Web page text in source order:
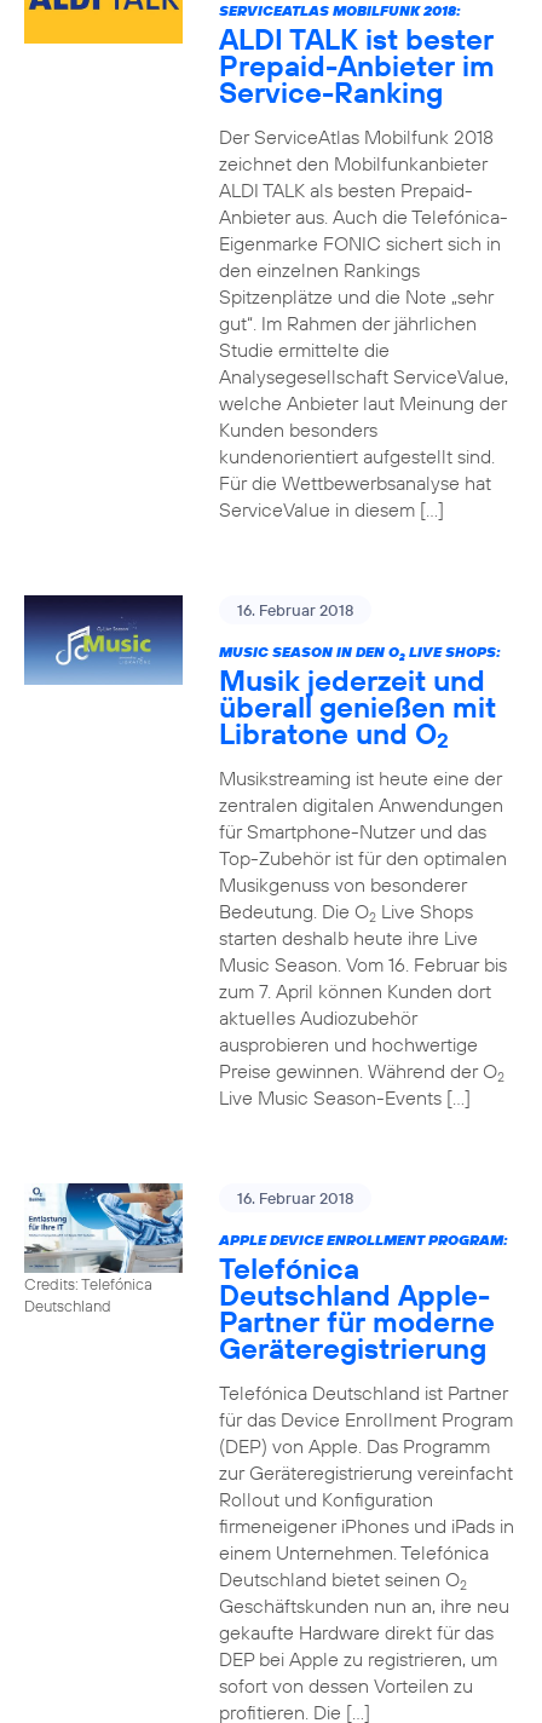
SERVICEATLAS MOBILFUNK 2018:
ALDI TALK ist bester
Prepaid-Anbieter im
Service-Ranking
Der ServiceAtlas Mobilfunk 2018
zeichnet den Mobilfunkanbieter
ALDI TALK als besten Prepaid-
Anbieter aus. Auch die Telefónica-
Eigenmarke FONIC sichert sich in
den einzelnen Rankings
Spitzenplätze und die Note „sehr
gut“. Im Rahmen der jährlichen
Studie ermittelte die
Analysegesellschaft ServiceValue,
welche Anbieter laut Meinung der
Kunden besonders
kundenorientiert aufgestellt sind.
Für die Wettbewerbsanalyse hat
ServiceValue in diesem […]
16. Februar 2018
MUSIC SEASON IN DEN O2LIVE SHOPS:
Musik jederzeit und
überall genießen mit
Libratone und O2
Musikstreaming ist heute eine der
zentralen digitalen Anwendungen
für Smartphone-Nutzer und das
Top-Zubehör ist für den optimalen
Musikgenuss von besonderer
Bedeutung. Die O2Live Shops
starten deshalb heute ihre Live
Music Season. Vom 16. Februar bis
zum 7. April können Kunden dort
aktuelles Audiozubehör
ausprobieren und hochwertige
Preise gewinnen. Während der O2
Live Music Season-Events […]
Credits: Telefónica
Deutschland
16. Februar 2018
APPLE DEVICE ENROLLMENT PROGRAM:
Telefónica
Deutschland Apple-
Partner für moderne
Geräteregistrierung
Telefónica Deutschland ist Partner
für das Device Enrollment Program
(DEP) von Apple. Das Programm
zur Geräteregistrierung vereinfacht
Rollout und Konfiguration
firmeneigener iPhones und iPads in
einem Unternehmen. Telefónica
Deutschland bietet seinen O2
Geschäftskunden nun an, ihre neu
gekaufte Hardware direkt für das
DEP bei Apple zu registrieren, um
sofort von dessen Vorteilen zu
profitieren. Die […]